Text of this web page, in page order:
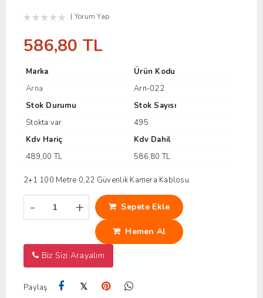
Yorum Yap
586,80 TL
Marka
Arna
Ürün Kodu
Arn-022
Stok Durumu
Stokta var
Stok Sayısı
495
Kdv Hariç
489,00 TL
Kdv Dahil
586,80 TL
2+1 100 Metre 0,22 Güvenlik Kamera Kablosu
- + Sepete Ekle
Hemen Al
Biz Sizi Arayalım
Paylaş 𝕏